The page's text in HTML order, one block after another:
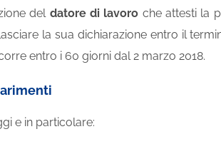
del datore di lavoro che attesti la
la sua dichiarazione entro il
entro i 60 giorni dal 2 marzo 2018.
e in particolare: